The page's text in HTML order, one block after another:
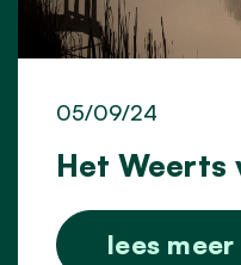
Het Weerts
05/09/24
lees meer